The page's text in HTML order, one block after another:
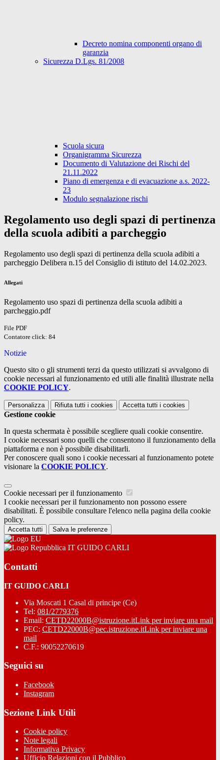
Decreto nomina componenti organo di
garanzia
Sicurezza D.Lgs. 81/2008
Scuola sicura
Organigramma Sicurezza
Documento di Valutazione dei Rischi del
21.11.2022
Piano di emergenza e di evacuazione a.s. 2022-
23
Modulo segnalazione rischi
Regolamento uso degli spazi di pertinenza
della scuola adibiti a parcheggio
Regolamento uso degli spazi di pertinenza della scuola adibiti a
parcheggio Delibera n.15 del Consiglio di istituto del 14.02.2023.
Allegati
Regolamento uso spazi di pertinenza della scuola adibiti a
parcheggio.pdf
File PDF
Contatore click: 84
Notizie
Questo sito o gli strumenti terzi da questo utilizzati si avvalgono di
cookie necessari al funzionamento ed utili alle finalità illustrate nella
COOKIE POLICY.
Personalizza Rifiuta tutti i cookies Accetta tutti i cookies
Gestione cookie
In questa schermata è possibile scegliere quali cookie consentire.
I cookie necessari sono quelli che consentono il funzionamento della
piattaforma e non è possibile disabilitarli.
Per conoscere quali sono i cookie necessari al funzionamento potete
visionare la COOKIE POLICY.
Cookie necessari per il funzionamento
I cookie necessari per il funzionamento non possono essere
disabilitati. È possibile consultare l'elenco nella pagina della cookie
policy.
Accetta tutti Salva le preferenze
IT GUIDO CARLI
Contatti
IT GUIDO CARLI
Via Moscati 1 Casal di principe (Ce)
Tel: 081/2779376
Email: CETD22000B@istruzione.itLink per inviare una mail
PEC: CETD22000B@pec.istruzione.itLink per inviare una
mail
C.F.: 90052270619
Seguici su
Facebook
Instagram
Sezione Link Utili
Cookie policy
Note legali
Informativa Privacy
Ufficio Relazioni con il Pubblico